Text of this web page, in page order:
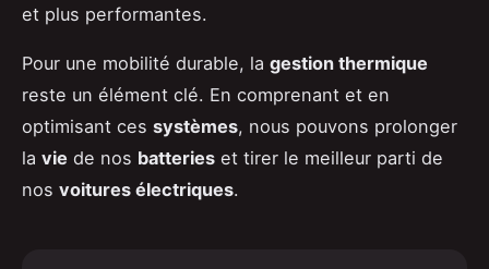
et plus performantes.
Pour une mobilité durable, la gestion thermique
reste un élément clé. En comprenant et en
optimisant ces systèmes, nous pouvons prolonger
la vie de nos batteries et tirer le meilleur parti de
nos voitures électriques.